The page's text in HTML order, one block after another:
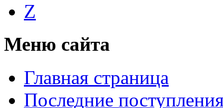
Z
Меню сайта
Главная страница
Последние